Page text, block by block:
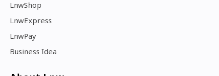
LnwShop
LnwExpress
LnwPay
Business Idea